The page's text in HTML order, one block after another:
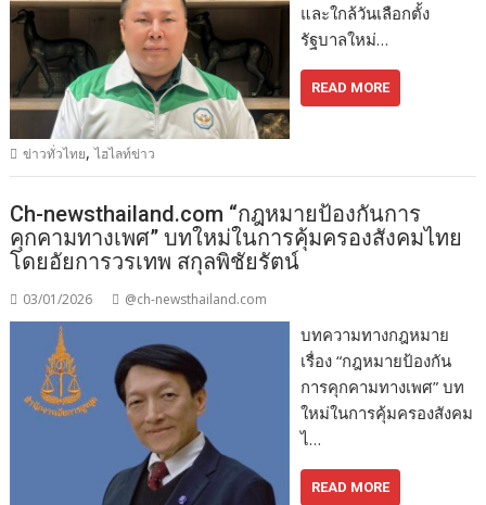
และใกล้วันเลือกตั้ง
รัฐบาลใหม่…
READ MORE
ข่าวทั่วไทย,ไฮไลท์ข่าว
Ch-newsthailand.com “กฎหมายป้องกันการ
คุกคามทางเพศ” บทใหม่ในการคุ้มครองสังคมไทย
โดยอัยการวรเทพ สกุลพิชัยรัตน์
03/01/2026 @ch-newsthailand.com
บทความทางกฎหมาย
เรื่อง “กฎหมายป้องกัน
การคุกคามทางเพศ” บท
ใหม่ในการคุ้มครองสังคม
ไ…
READ MORE